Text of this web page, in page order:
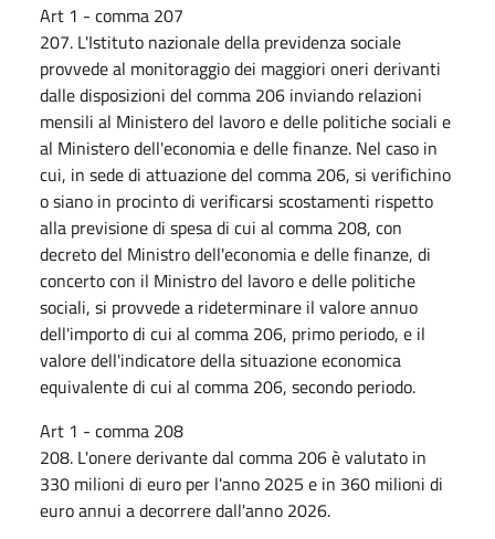
Art 1 - comma 207
207. L'Istituto nazionale della previdenza sociale
provvede al monitoraggio dei maggiori oneri derivanti
dalle disposizioni del comma 206 inviando relazioni
mensili al Ministero del lavoro e delle politiche sociali e
al Ministero dell'economia e delle finanze. Nel caso in
cui, in sede di attuazione del comma 206, si verifichino
o siano in procinto di verificarsi scostamenti rispetto
alla previsione di spesa di cui al comma 208, con
decreto del Ministro dell'economia e delle finanze, di
concerto con il Ministro del lavoro e delle politiche
sociali, si provvede a rideterminare il valore annuo
dell'importo di cui al comma 206, primo periodo, e il
valore dell'indicatore della situazione economica
equivalente di cui al comma 206, secondo periodo.
Art 1 - comma 208
208. L'onere derivante dal comma 206 è valutato in
330 milioni di euro per l'anno 2025 e in 360 milioni di
euro annui a decorrere dall'anno 2026.